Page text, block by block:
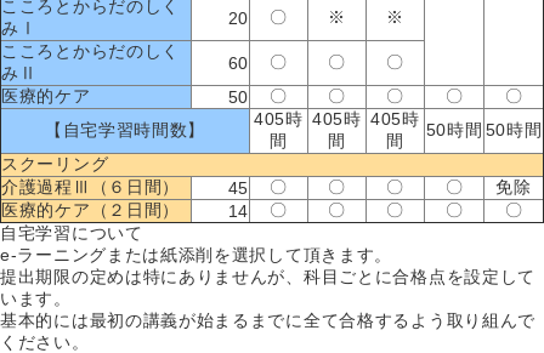
こころとからだのしく
みⅠ
20 〇 ※
※
こころとからだのしく
みⅡ
60 〇 〇
〇
医療的ケア
50 〇 〇 〇 〇
〇
【自宅学習時間数】
405時
間
405時
間
405時
間
50時間 50時間
スクーリング
介護過程Ⅲ（６日間）
45 〇 〇 〇 〇
免除
医療的ケア（２日間）
14 〇 〇 〇 〇
〇
自宅学習について
e-ラーニングまたは紙添削を選択して頂きます。
提出期限の定めは特にありませんが、科目ごとに合格点を設定して
います。
基本的には最初の講義が始まるまでに全て合格するよう取り組んで
ください。